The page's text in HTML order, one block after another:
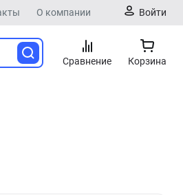
О компании Войти
Сравнение Корзина